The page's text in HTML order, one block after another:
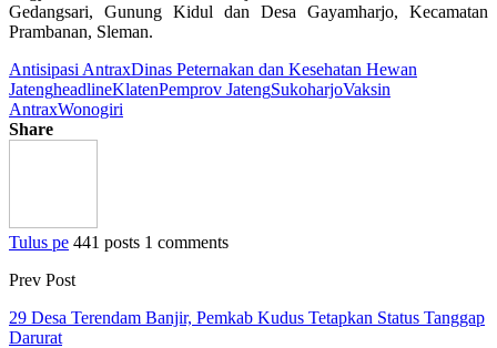
Gedangsari, Gunung Kidul dan Desa Gayamharjo, Kecamatan
Prambanan, Sleman.
Antisipasi AntraxDinas Peternakan dan Kesehatan Hewan
JatengheadlineKlatenPemprov JatengSukoharjoVaksin
AntraxWonogiri
Share
Tulus pe 441 posts 1 comments
Prev Post
29 Desa Terendam Banjir, Pemkab Kudus Tetapkan Status Tanggap
Darurat